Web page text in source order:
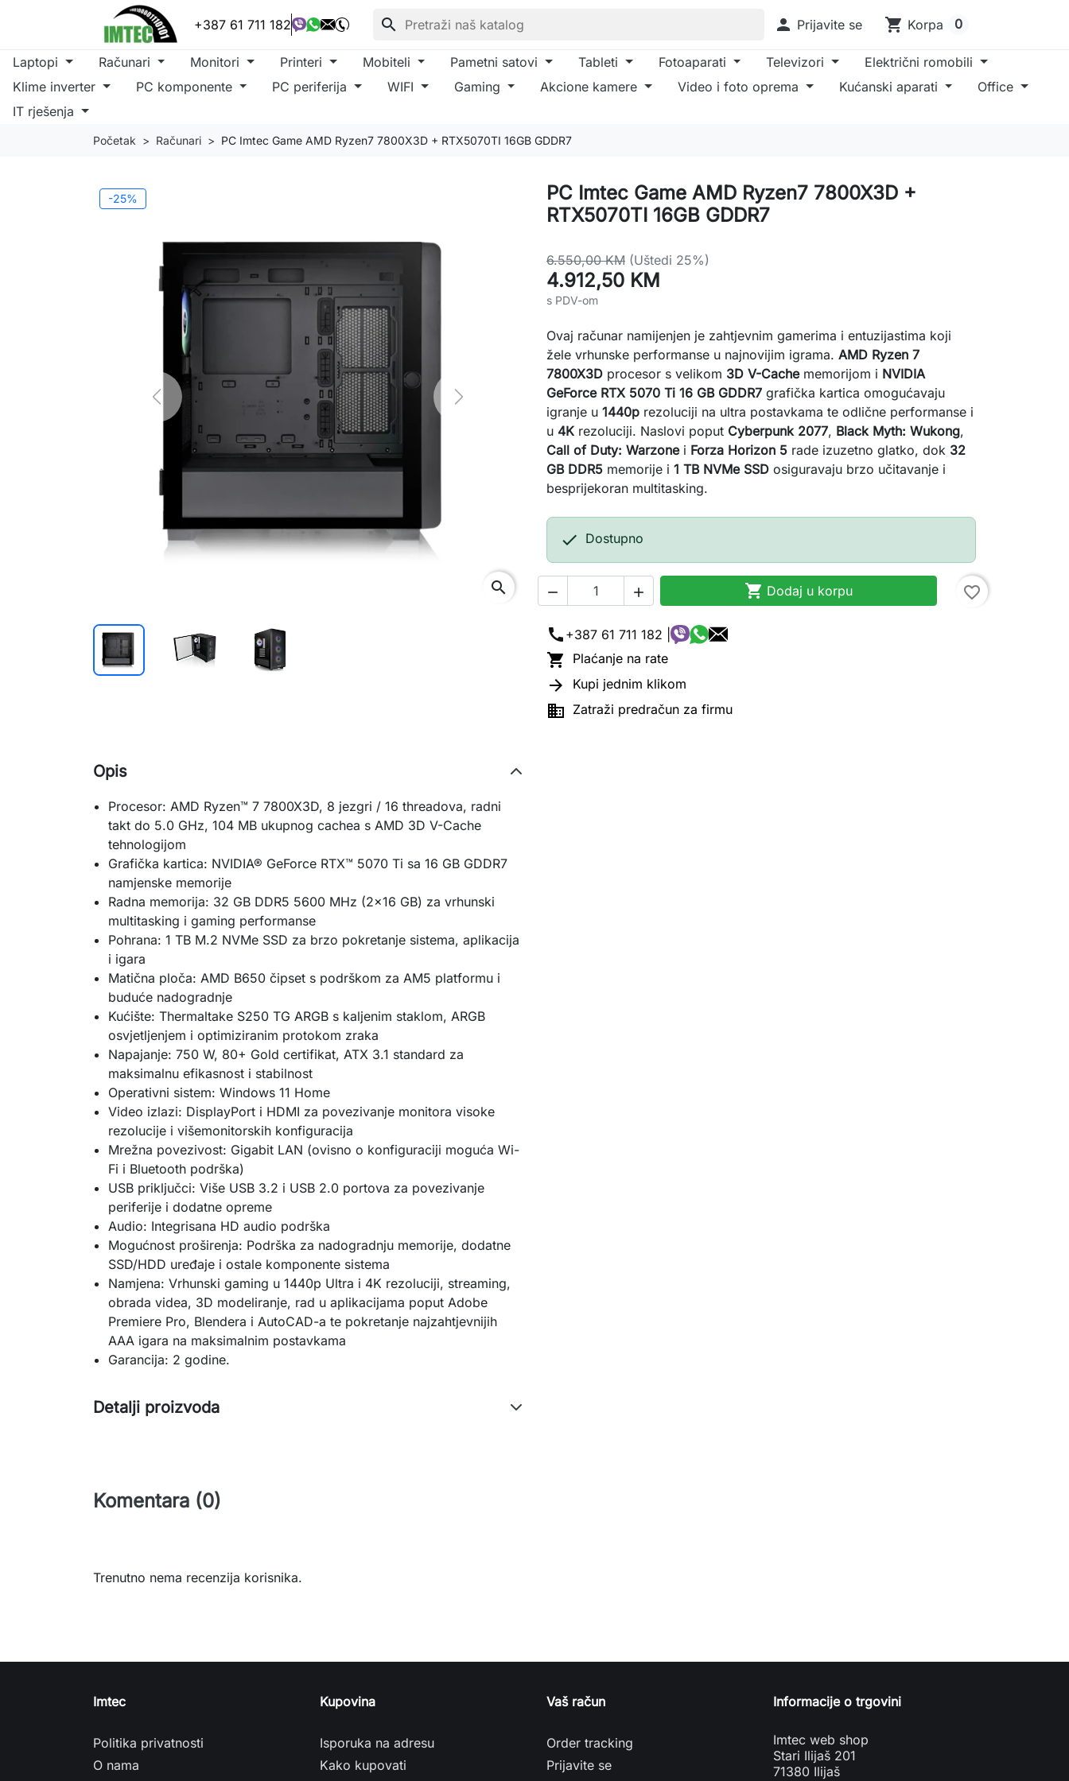
+387 61 711 182 search  Prijavite se shopping_cart Korpa 0
Laptopi Računari Monitori Printeri Mobiteli Pametni satovi Tableti Fotoaparati Televizori
Električni romobili
Klime inverter
PC komponente PC periferija WIFI Gaming Akcione kamere Video i foto oprema Kućanski aparati
Office
IT rješenja
Početak Računari PC Imtec Game AMD Ryzen7 7800X3D + RTX5070TI 16GB GDDR7
-25%
Previous Next
search
PC Imtec Game AMD Ryzen7 7800X3D +
RTX5070TI 16GB GDDR7
6.550,00 KM (Uštedi 25%)
4.912,50 KM
s PDV-om
Ovaj računar namijenjen je zahtjevnim gamerima i entuzijastima koji
žele vrhunske performanse u najnovijim igrama. AMD Ryzen 7
7800X3D procesor s velikom 3D V-Cachememorijom i NVIDIA
GeForce RTX 5070 Ti 16 GB GDDR7 grafička kartica omogućavaju
igranje u 1440p rezoluciji na ultra postavkama te odlične performanse i
u 4K rezoluciji. Naslovi poput Cyberpunk 2077, Black Myth: Wukong,
Call of Duty: Warzonei Forza Horizon 5 rade izuzetno glatko, dok 32
GB DDR5 memorije i 1 TB NVMe SSD osiguravaju brzo učitavanje i
besprijekoran multitasking.
 Dostupno
   Dodaj u korpu favorite_border
call +387 61 711 182 |
 Plaćanje na rate
 Kupi jednim klikom
 Zatraži predračun za firmu
Opis
Procesor: AMD Ryzen™ 7 7800X3D, 8 jezgri / 16 threadova, radni
takt do 5.0 GHz, 104 MB ukupnog cachea s AMD 3D V-Cache
tehnologijom
Grafička kartica: NVIDIA® GeForce RTX™ 5070 Ti sa 16 GB GDDR7
namjenske memorije
Radna memorija: 32 GB DDR5 5600 MHz (2×16 GB) za vrhunski
multitasking i gaming performanse
Pohrana: 1 TB M.2 NVMe SSD za brzo pokretanje sistema, aplikacija
i igara
Matična ploča: AMD B650 čipset s podrškom za AM5 platformu i
buduće nadogradnje
Kućište: Thermaltake S250 TG ARGB s kaljenim staklom, ARGB
osvjetljenjem i optimiziranim protokom zraka
Napajanje: 750 W, 80+ Gold certifikat, ATX 3.1 standard za
maksimalnu efikasnost i stabilnost
Operativni sistem: Windows 11 Home
Video izlazi: DisplayPort i HDMI za povezivanje monitora visoke
rezolucije i višemonitorskih konfiguracija
Mrežna povezivost: Gigabit LAN (ovisno o konfiguraciji moguća Wi-
Fi i Bluetooth podrška)
USB priključci: Više USB 3.2 i USB 2.0 portova za povezivanje
periferije i dodatne opreme
Audio: Integrisana HD audio podrška
Mogućnost proširenja: Podrška za nadogradnju memorije, dodatne
SSD/HDD uređaje i ostale komponente sistema
Namjena: Vrhunski gaming u 1440p Ultra i 4K rezoluciji, streaming,
obrada videa, 3D modeliranje, rad u aplikacijama poput Adobe
Premiere Pro, Blendera i AutoCAD-a te pokretanje najzahtjevnijih
AAA igara na maksimalnim postavkama
Garancija: 2 godine.
Detalji proizvoda
Komentara (0)
Trenutno nema recenzija korisnika.
Imtec
Politika privatnosti
O nama
Kupovina
Isporuka na adresu
Kako kupovati
Vaš račun
Order tracking
Prijavite se
Informacije o trgovini
Imtec web shop
Stari Ilijaš 201
71380 Ilijaš